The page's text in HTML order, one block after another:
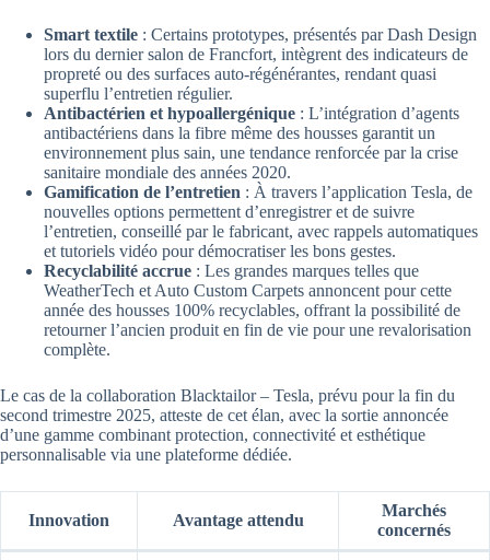
Smart textile : Certains prototypes, présentés par Dash Design
lors du dernier salon de Francfort, intègrent des indicateurs de
propreté ou des surfaces auto-régénérantes, rendant quasi
superflu l’entretien régulier.
Antibactérien et hypoallergénique : L’intégration d’agents
antibactériens dans la fibre même des housses garantit un
environnement plus sain, une tendance renforcée par la crise
sanitaire mondiale des années 2020.
Gamification de l’entretien : À travers l’application Tesla, de
nouvelles options permettent d’enregistrer et de suivre
l’entretien, conseillé par le fabricant, avec rappels automatiques
et tutoriels vidéo pour démocratiser les bons gestes.
Recyclabilité accrue : Les grandes marques telles que
WeatherTech et Auto Custom Carpets annoncent pour cette
année des housses 100% recyclables, offrant la possibilité de
retourner l’ancien produit en fin de vie pour une revalorisation
complète.
Le cas de la collaboration Blacktailor – Tesla, prévu pour la fin du
second trimestre 2025, atteste de cet élan, avec la sortie annoncée
d’une gamme combinant protection, connectivité et esthétique
personnalisable via une plateforme dédiée.
Innovation Avantage attendu
Marchés
concernés